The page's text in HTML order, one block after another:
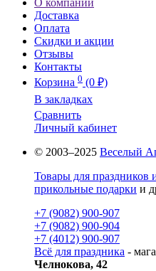
О компании
Доставка
Оплата
Скидки и акции
Отзывы
Контакты
Корзина 0 (0 ₽)
В закладках
Сравнить
Личный кабинет
© 2003–2025 Веселый
Товары для праздников
прикольные подарки и
+7 (9082) 900-907
+7 (9082) 900-904
+7 (4012) 900-907
Всё для праздника -
Челнокова, 42